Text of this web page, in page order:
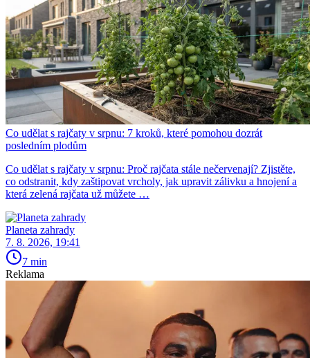
Co udělat s rajčaty v srpnu: 7 kroků, které pomohou dozrát
posledním plodům
Co udělat s rajčaty v srpnu: Proč rajčata stále nečervenají? Zjistěte,
co odstranit, kdy zaštipovat vrcholy, jak upravit zálivku a hnojení a
která zelená rajčata už můžete …
Planeta zahrady
7. 8. 2026, 19:41
7 min
Reklama